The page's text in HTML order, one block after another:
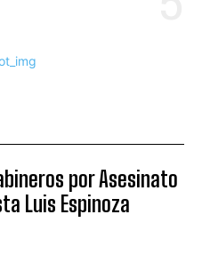
por Asesinato
Luis Espinoza